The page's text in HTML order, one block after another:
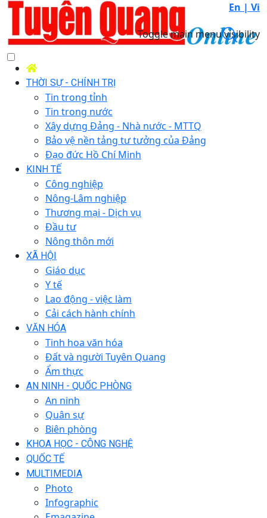
En | Vi
Toggle main menu visibility
THỜI SỰ - CHÍNH TRỊ
Tin trong tỉnh
Tin trong nước
Xây dựng Đảng - Nhà nước - MTTQ
Bảo vệ nền tảng tư tưởng của Đảng
Đạo đức Hồ Chí Minh
KINH TẾ
Công nghiệp
Nông-Lâm nghiệp
Thương mại - Dịch vụ
Đầu tư
Nông thôn mới
XÃ HỘI
Giáo dục
Y tế
Lao động - việc làm
Cải cách hành chính
VĂN HÓA
Tinh hoa văn hóa
Đất và người Tuyên Quang
Ẩm thực
AN NINH - QUỐC PHÒNG
An ninh
Quân sự
Biên phòng
KHOA HỌC - CÔNG NGHỆ
QUỐC TẾ
MULTIMEDIA
Photo
Infographic